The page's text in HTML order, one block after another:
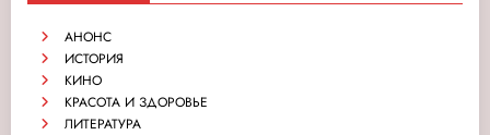
АНОНС
ИСТОРИЯ
КИНО
КРАСОТА И ЗДОРОВЬЕ
ЛИТЕРАТУРА